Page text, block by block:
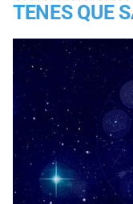
TENES QUE